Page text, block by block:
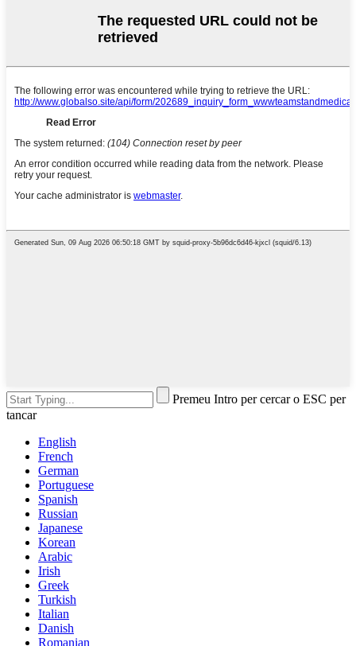
Premeu Intro per cercar o ESC per
tancar
English
French
German
Portuguese
Spanish
Russian
Japanese
Korean
Arabic
Irish
Greek
Turkish
Italian
Danish
Romanian